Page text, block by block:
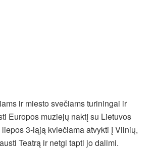
ir miesto svečiams turiningai ir
Europos muziejų naktį su Lietuvos
3-iąją kviečiama atvykti į Vilnių,
Teatrą ir netgi tapti jo dalimi.